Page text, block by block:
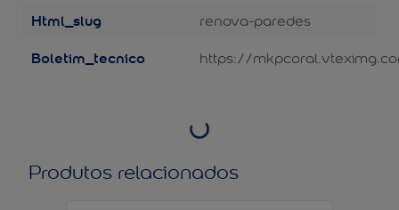
Html_slug renova-paredes
Boletim_tecnico https://
Produtos relacionados